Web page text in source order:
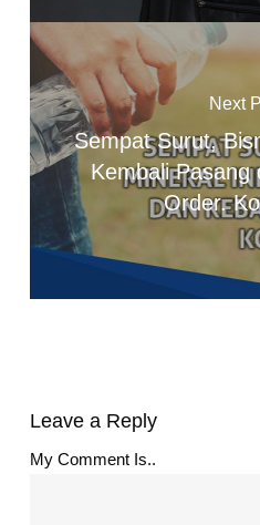
Next
Sempat Surut,
Kembali Pasang
Order.
Leave a Reply
My Comment Is..